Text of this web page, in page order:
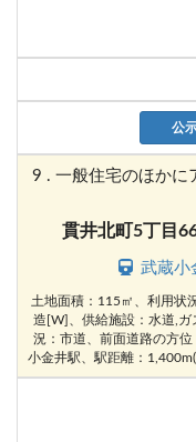
公
9 . 一般住宅のほか
貫井北町5丁目
武蔵小
土地面積：115㎡、利用状
造[W]、供給施設：水道,
況：市道、前面道路の方
小金井駅、駅距離：